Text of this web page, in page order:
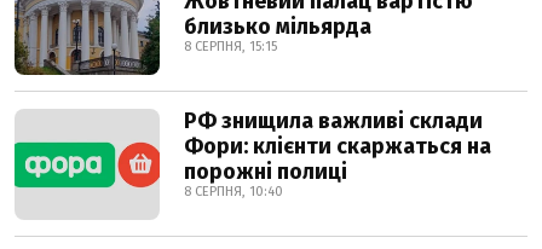
близько мільярда
8 СЕРПНЯ, 15:15
РФ знищила важливі склади
Фори: клієнти скаржаться на
порожні полиці
8 СЕРПНЯ, 10:40